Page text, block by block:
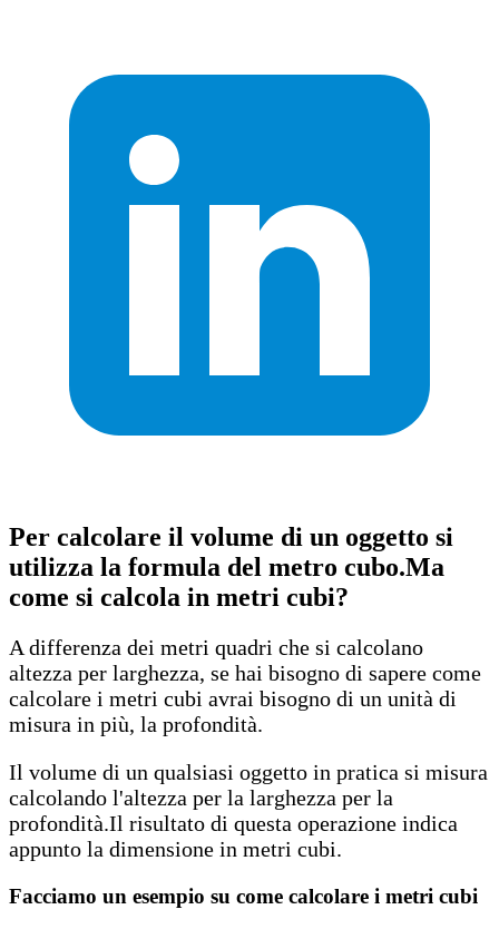
Per calcolare il volume di un oggetto si
utilizza la formula del metro cubo.Ma
come si calcola in metri cubi?
A differenza dei metri quadri che si calcolano
altezza per larghezza, se hai bisogno di sapere come
calcolare i metri cubi avrai bisogno di un unità di
misura in più, la profondità.
Il volume di un qualsiasi oggetto in pratica si misura
calcolando l'altezza per la larghezza per la
profondità.Il risultato di questa operazione indica
appunto la dimensione in metri cubi.
Facciamo un esempio su come calcolare i metri cubi